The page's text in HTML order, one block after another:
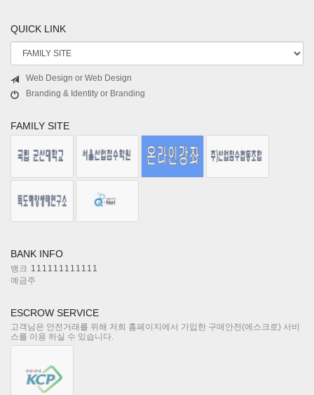
QUICK LINK
Web Design or Web Design
Branding & Identity or Branding
FAMILY SITE
BANK INFO
뱅크 111111111111
예금주
ESCROW SERVICE
고객님은 안전거래를 위해 저희 홈페이지에서 가입한 구매안전(에스크로) 서비
스를 이용 하실 수 있습니다.